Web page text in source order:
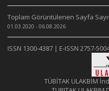
Toplam Görüntülenen Sayfa
01.03.2020 - 06.08.2026
ISSN 1300-4387 | E-ISSN 2757-
TÜBİTAK ULAKBİM